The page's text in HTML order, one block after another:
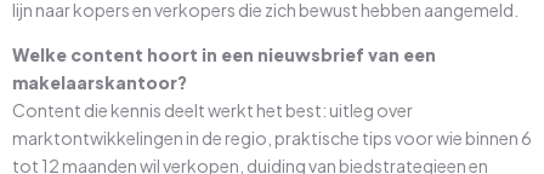
lijn naar kopers en verkopers die zich bewust hebben aangemeld.
Welke content hoort in een nieuwsbrief van een
makelaarskantoor?
Content die kennis deelt werkt het best: uitleg over
marktontwikkelingen in de regio, praktische tips voor wie binnen 6
tot 12 maanden wil verkopen, duiding van biedstrategieen en